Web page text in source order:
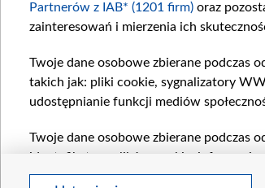
Partnerów z IAB* (1201 firm) oraz
zainteresowań i mierzenia ich
Twoje dane osobowe zbierane podczas
takich jak: pliki cookie, sygnalizatory
udostępnianie funkcji mediów
Twoje dane osobowe zbierane podczas
identyfikatory plików cookie, informacje
pozostałychZaufanych Partnerów TVP